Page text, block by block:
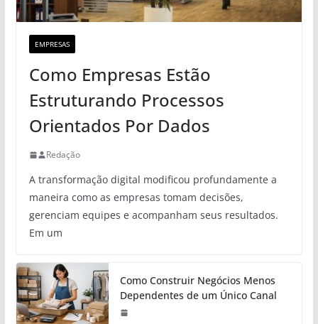
EMPRESAS
Como Empresas Estão
Estruturando Processos
Orientados Por Dados
Redação
A transformação digital modificou profundamente a
maneira como as empresas tomam decisões,
gerenciam equipes e acompanham seus resultados.
Em um
Como Construir Negócios Menos
Dependentes de um Único Canal